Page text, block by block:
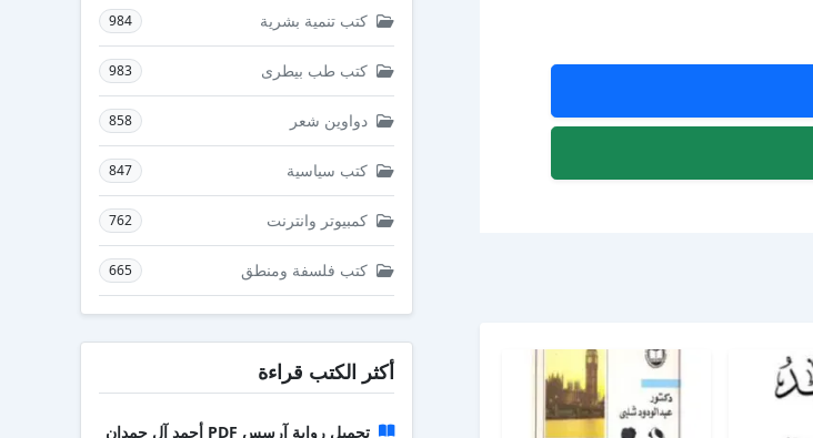
كتب تنمية بشرية 984
كتب طب بيطرى 983
دواوين شعر 858
كتب سياسية 847
كمبيوتر وانترنت 762
كتب فلسفة ومنطق 665
أكثر الكتب قراءة
تحميل رواية آرسس PDF أحمد آل حمدان